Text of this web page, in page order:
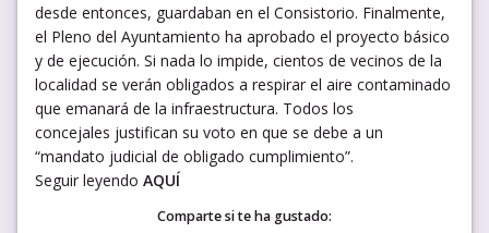
desde entonces, guardaban en el Consistorio. Finalmente,
el Pleno del Ayuntamiento ha aprobado el proyecto básico
y de ejecución. Si nada lo impide, cientos de vecinos de la
localidad se verán obligados a respirar el aire contaminado
que emanará de la infraestructura. Todos los
concejales justifican su voto en que se debe a un
“mandato judicial de obligado cumplimiento”.
Seguir leyendo AQUÍ
Comparte si te ha gustado: